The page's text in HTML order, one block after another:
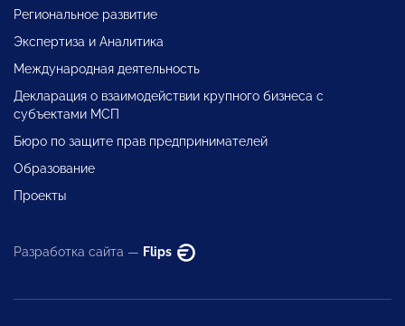
Региональное развитие
Экспертиза и Аналитика
Международная деятельность
Декларация о взаимодействии крупного бизнеса с
субъектами МСП
Бюро по защите прав предпринимателей
Образование
Проекты
Разработка сайта — Flips